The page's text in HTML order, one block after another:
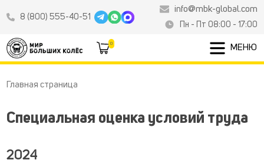
8 (800) 555-40-51
info@mbk-global.com
Пн - Пт 08:00 - 17:00
0 МЕНЮ
Главная страница
Специальная оценка условий труда
2024